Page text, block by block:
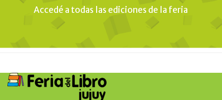
Accedé a todas las ediciones de la feria